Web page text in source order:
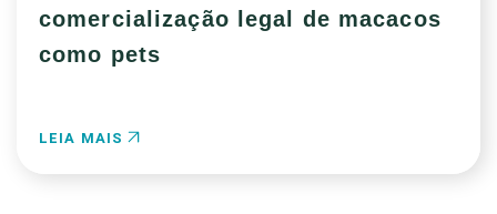
comercialização legal de macacos
como pets
LEIA MAIS